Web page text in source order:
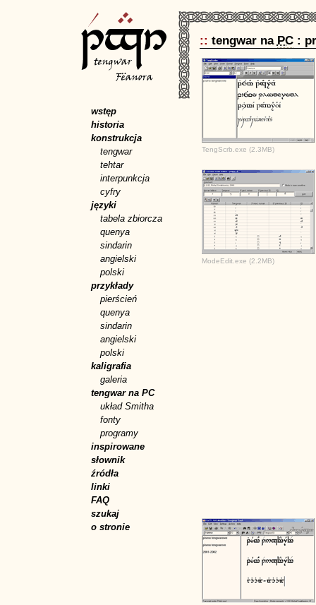
:: tengwar na PC:
TengScrb.exe (2.3MB)
ModeEdit.exe (2.2MB)
wstęp
historia
konstrukcja
tengwar
tehtar
interpunkcja
cyfry
języki
tabela zbiorcza
quenya
sindarin
angielski
polski
przykłady
pierścień
quenya
sindarin
angielski
polski
kaligrafia
galeria
tengwar na PC
układ Smitha
fonty
programy
inspirowane
słownik
źródła
linki
FAQ
szukaj
o stronie